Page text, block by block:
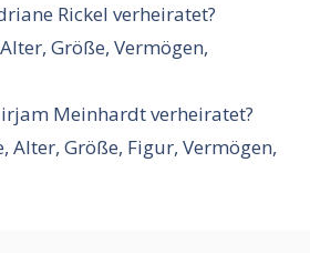
Rickel verheiratet?
Größe, Vermögen,
Meinhardt verheiratet?
Alter, Größe, Figur, Vermögen,